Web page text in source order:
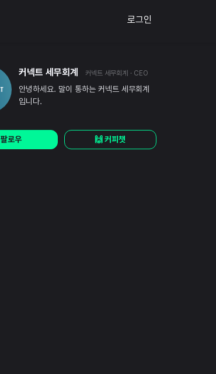
로그인
커넥트 세무회계 커넥트 세무회계 · CEO
안녕하세요. 말이 통하는 커넥트 세무회계
입니다.
팔로우 🙌 커피챗